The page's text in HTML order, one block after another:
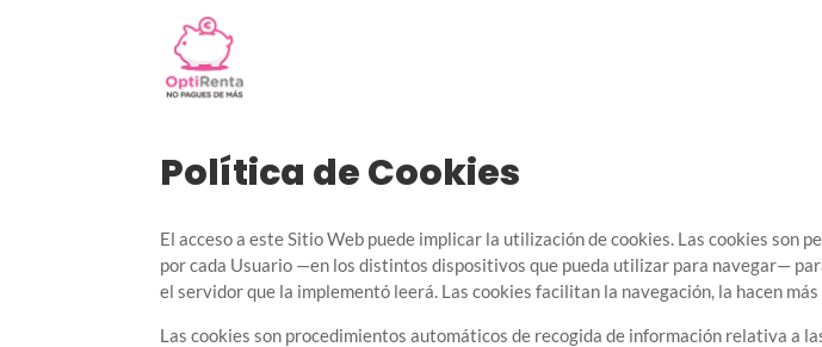
Política de Cookies
El acceso a este Sitio Web puede implicar la utilización de cookies. Las cookies son
por cada Usuario —en los distintos dispositivos que pueda utilizar para navegar—
el servidor que la implementó leerá. Las cookies facilitan la navegación, la hacen
Las cookies son procedimientos automáticos de recogida de información relativa a